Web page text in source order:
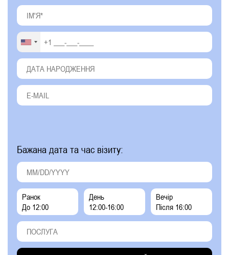
Бажана дата та час візиту:
Ранок
До 12:00
День
12:00-16:00
Вечір
Після 16:00